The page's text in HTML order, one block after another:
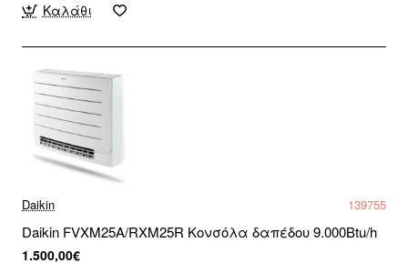
Καλάθι
Daikin 139755
Daikin FVXM25A/RXM25R Κονσόλα δαπέδου 9.000Btu/h
1.500,00€